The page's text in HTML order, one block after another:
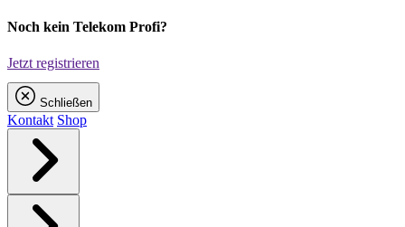
Noch kein Telekom Profi?
Jetzt registrieren
Schließen
Kontakt Shop